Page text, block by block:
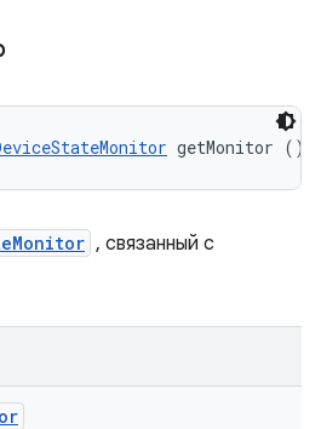
getMonitor ()
, связанный с